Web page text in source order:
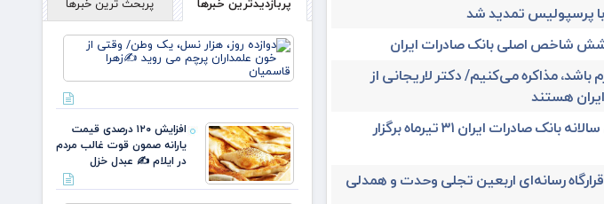
پرسپولیس تمدید شد
شاخص اصلی بانک صادرات ایران
باشد، مذاکره می‌کنیم/ دکتر لاریجانی از
هستند
مجمع عمومی عادی سالانه بانک صادرات ایران ۳۱ تیرماه برگزار
قرارگاه رسانه‌ای اربعین تجلی وحدت و همدلی
افزایش ۱۲۰ درصدی قیمت
یارانه صمون قوت غالب مردم
در ایلام ✍️ عبدل خزل